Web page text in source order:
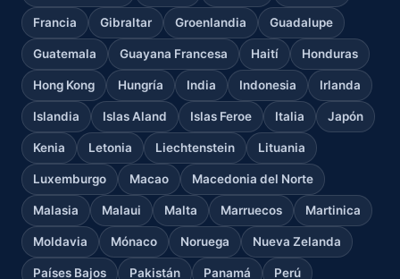
Francia Gibraltar Groenlandia Guadalupe
Guatemala Guayana Francesa Haití Honduras
Hong Kong Hungría India Indonesia Irlanda
Islandia Islas Aland Islas Feroe Italia Japón
Kenia Letonia Liechtenstein Lituania
Luxemburgo Macao Macedonia del Norte
Malasia Malaui Malta Marruecos Martinica
Moldavia Mónaco Noruega Nueva Zelanda
Países Bajos Pakistán Panamá Perú